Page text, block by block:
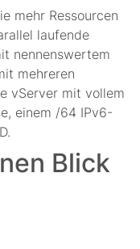
mehr Ressourcen
laufende
nennenswertem
mehreren
vServer mit vollem
einem /64 IPv6-
Blick